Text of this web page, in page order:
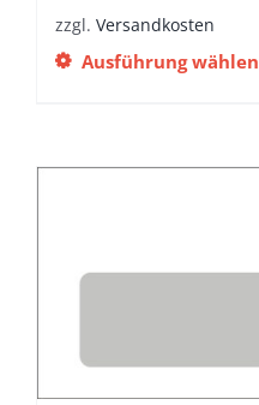
zzgl. Versandkosten
Ausführung wählen